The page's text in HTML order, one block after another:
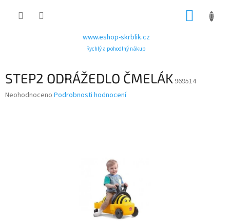
www.eshop-skrblik.cz
Rychlý a pohodlný nákup
STEP2 ODRÁŽEDLO ČMELÁK 969514
Průměrné
Neohodnoceno Podrobnosti hodnocení